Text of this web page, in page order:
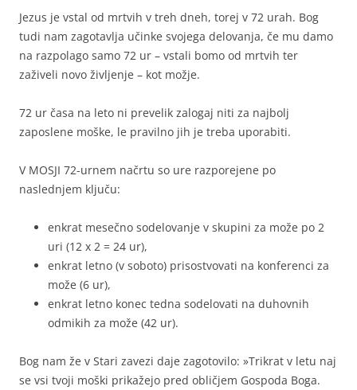
Jezus je vstal od mrtvih v treh dneh, torej v 72 urah. Bog
tudi nam zagotavlja učinke svojega delovanja, če mu damo
na razpolago samo 72 ur – vstali bomo od mrtvih ter
zaživeli novo življenje – kot možje.
72 ur časa na leto ni prevelik zalogaj niti za najbolj
zaposlene moške, le pravilno jih je treba uporabiti.
V MOSJI 72-urnem načrtu so ure razporejene po
naslednjem ključu:
enkrat mesečno sodelovanje v skupini za može po 2
uri (12 x 2 = 24 ur),
enkrat letno (v soboto) prisostvovati na konferenci za
može (6 ur),
enkrat letno konec tedna sodelovati na duhovnih
odmikih za može (42 ur).
Bog nam že v Stari zavezi daje zagotovilo: »Trikrat v letu naj
se vsi tvoji moški prikažejo pred obličjem Gospoda Boga.